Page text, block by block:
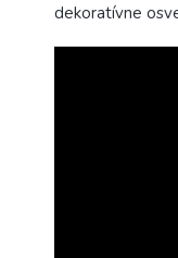
dekoratívne